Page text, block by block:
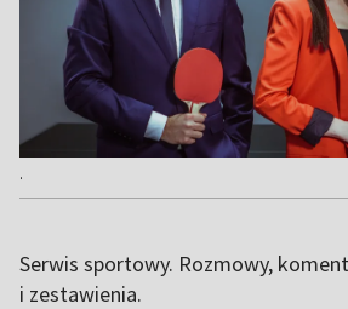
.
Serwis sportowy. Rozmowy,
i zestawienia.